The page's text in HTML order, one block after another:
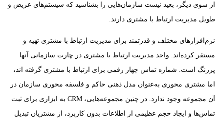
از سوی دیگر، بعید نیست سازمان‌هایی را بشناسید که سیستم‌های عریض و
طویل مدیریت ارتباط با مشتری دارند.
نرم‌افزارهای مختلف و قدرتمند برای مدیریت ارتباط با مشتری تهیه و
مستقر کرده‌اند. واحد مدیریت ارتباط با مشتری در چارت سازمانی آنها
پررنگ است. شماره تماس چهار رقمی برای ارتباط با مشتری گرفته اند،
اما مشتری محوری به‌عنوان مدل ذهنی حاکم و فلسفه محوری سازمان در
آن مجموعه وجود ندارد. در چنین مجموعه‌هایی، CRM به ابزاری برای ثبت
تماس‌ها و ایجاد حجم عظیمی از اطلاعات بدون کاربرد، از مشتریان تبدیل